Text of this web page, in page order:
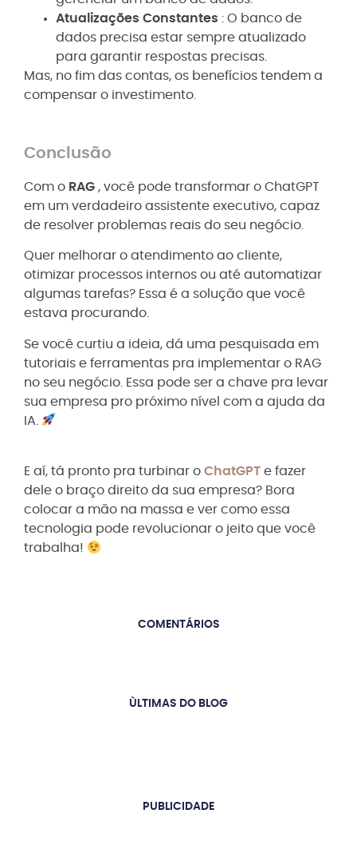
Atualizações Constantes : O banco de
dados precisa estar sempre atualizado
para garantir respostas precisas.
Mas, no fim das contas, os benefícios tendem a
compensar o investimento.
Conclusão
Com o RAG , você pode transformar o ChatGPT
em um verdadeiro assistente executivo, capaz
de resolver problemas reais do seu negócio.
Quer melhorar o atendimento ao cliente,
otimizar processos internos ou até automatizar
algumas tarefas? Essa é a solução que você
estava procurando.
Se você curtiu a ideia, dá uma pesquisada em
tutoriais e ferramentas pra implementar o RAG
no seu negócio. Essa pode ser a chave pra levar
sua empresa pro próximo nível com a ajuda da
IA.
E aí, tá pronto pra turbinar o ChatGPT e fazer
dele o braço direito da sua empresa? Bora
colocar a mão na massa e ver como essa
tecnologia pode revolucionar o jeito que você
trabalha!
COMENTÁRIOS
ÙLTIMAS DO BLOG
PUBLICIDADE